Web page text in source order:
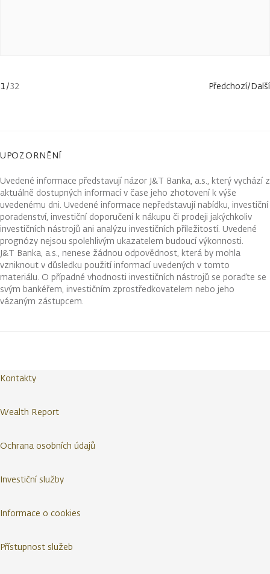
1 /32 Předchozí/Další
UPOZORNĚNÍ
Uvedené informace představují názor J&T Banka, a.s., který vychází z
aktuálně dostupných informací v čase jeho zhotovení k výše
uvedenému dni. Uvedené informace nepředstavují nabídku, investiční
poradenství, investiční doporučení k nákupu či prodeji jakýchkoliv
investičních nástrojů ani analýzu investičních příležitostí. Uvedené
prognózy nejsou spolehlivým ukazatelem budoucí výkonnosti.
J&T Banka, a.s., nenese žádnou odpovědnost, která by mohla
vzniknout v důsledku použití informací uvedených v tomto
materiálu. O případné vhodnosti investičních nástrojů se poraďte se
svým bankéřem, investičním zprostředkovatelem nebo jeho
vázaným zástupcem.
Kontakty
Wealth Report
Ochrana osobních údajů
Investiční služby
Informace o cookies
Přístupnost služeb